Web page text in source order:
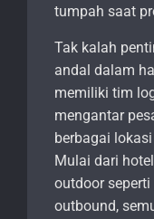
tumpah saat
Tak kalah
andal dalam
memiliki tim
mengantar
berbagai
Mulai dari
outdoor
outbound,